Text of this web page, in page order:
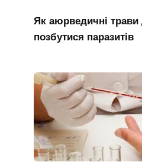
Як аюрведичні
позбутися паразитів